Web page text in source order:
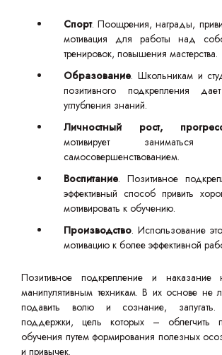
Спорт. Поощрения, награды,
мотивация для работы над
тренировок, повышения мастерства.
Образование. Школьникам и
позитивного подкрепления
углубления знаний.
Личностный рост,
мотивирует заниматься
самосовершенствованием.
Воспитание. Позитивное
эффективный способ привить
мотивировать к обучению.
Производство. Использование
мотивацию к более эффективной
Позитивное подкрепление и наказание
манипулятивным техникам. В их основе не
подавить волю и сознание,
поддержки, цель которых – облегчить
обучения путем формирования полезных
и привычек.